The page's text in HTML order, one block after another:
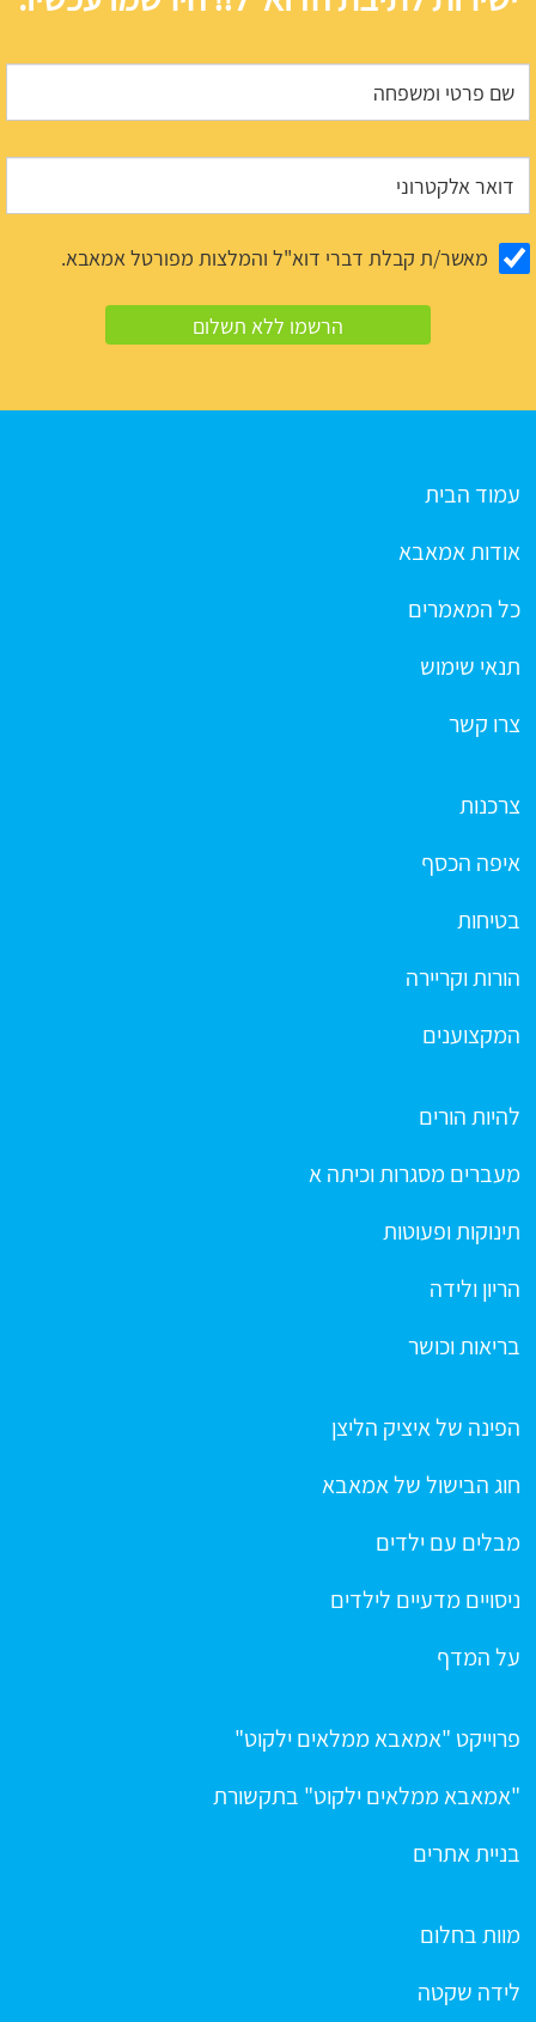
מאשר/ת קבלת דברי דוא"ל והמלצות מפורטל אמאבא.
עמוד הבית
אודות אמאבא
כל המאמרים
תנאי שימוש
צרו קשר
צרכנות
איפה הכסף
בטיחות
הורות וקריירה
המקצוענים
להיות הורים
מעברים מסגרות וכיתה א
תינוקות ופעוטות
הריון ולידה
בריאות וכושר
הפינה של איציק הליצן
חוג הבישול של אמאבא
מבלים עם ילדים
ניסויים מדעיים לילדים
על המדף
פרוייקט "אמאבא ממלאים ילקוט"
"אמאבא ממלאים ילקוט" בתקשורת
בניית אתרים
מוות בחלום
לידה שקטה